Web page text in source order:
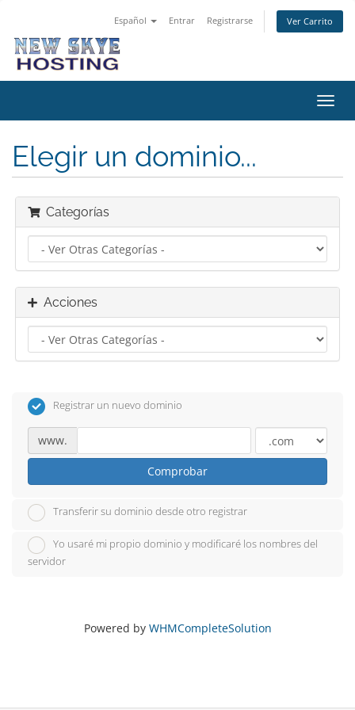
Español Entrar Registrarse Ver Carrito
Elegir un dominio...
Categorías
Acciones
Registrar un nuevo dominio
www.
Comprobar
Transferir su dominio desde otro registrar
Yo usaré mi propio dominio y modificaré los nombres del
servidor
Powered by WHMCompleteSolution